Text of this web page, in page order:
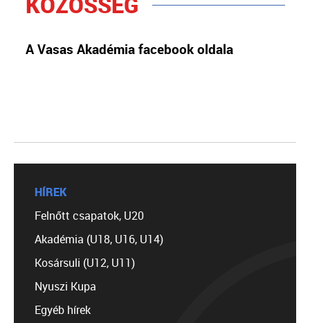
A Vasas Akadémia facebook oldala
HÍREK
Felnőtt csapatok, U20
Akadémia (U18, U16, U14)
Kosársuli (U12, U11)
Nyuszi Kupa
Egyéb hírek